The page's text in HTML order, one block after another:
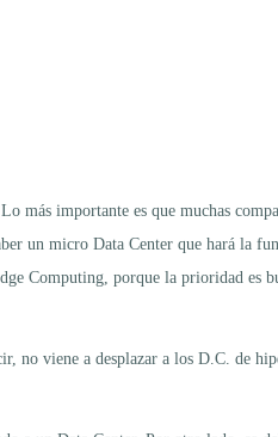
más importante es que muchas
un micro Data Center que hará la
Computing, porque la prioridad es
no viene a desplazar a los D.C. de